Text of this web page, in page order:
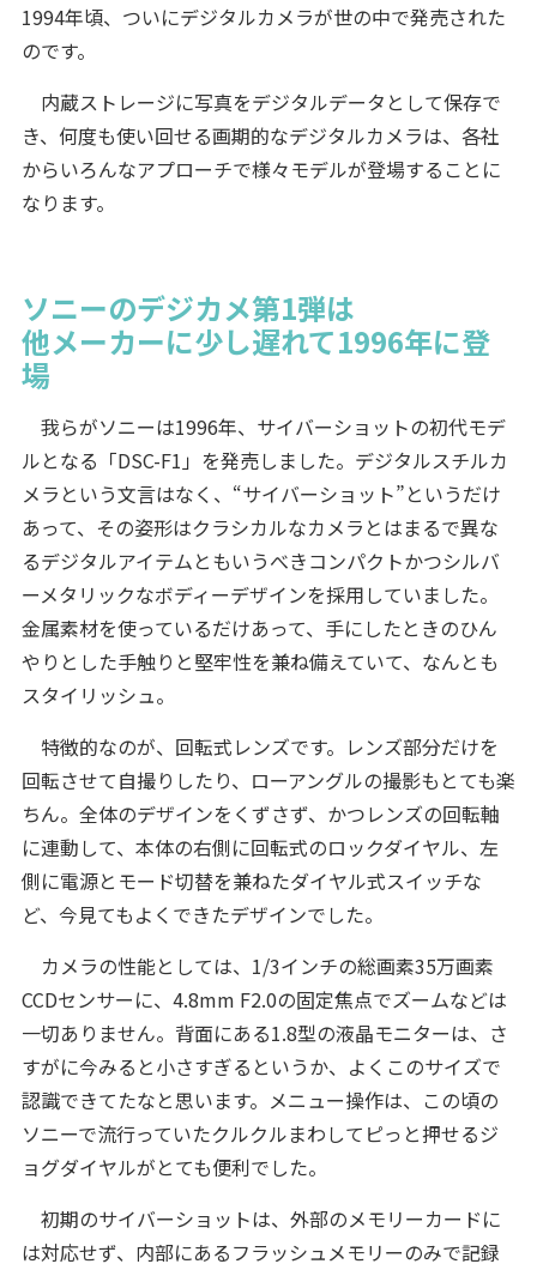
1994年頃、ついにデジタルカメラが世の中で発売された
のです。
内蔵ストレージに写真をデジタルデータとして保存で
き、何度も使い回せる画期的なデジタルカメラは、各社
からいろんなアプローチで様々モデルが登場することに
なります。
ソニーのデジカメ第1弾は
他メーカーに少し遅れて1996年に登
場
我らがソニーは1996年、サイバーショットの初代モデ
ルとなる「DSC-F1」を発売しました。デジタルスチルカ
メラという文言はなく、“サイバーショット”というだけ
あって、その姿形はクラシカルなカメラとはまるで異な
るデジタルアイテムともいうべきコンパクトかつシルバ
ーメタリックなボディーデザインを採用していました。
金属素材を使っているだけあって、手にしたときのひん
やりとした手触りと堅牢性を兼ね備えていて、なんとも
スタイリッシュ。
特徴的なのが、回転式レンズです。レンズ部分だけを
回転させて自撮りしたり、ローアングルの撮影もとても楽
ちん。全体のデザインをくずさず、かつレンズの回転軸
に連動して、本体の右側に回転式のロックダイヤル、左
側に電源とモード切替を兼ねたダイヤル式スイッチな
ど、今見てもよくできたデザインでした。
カメラの性能としては、1/3インチの総画素35万画素
CCDセンサーに、4.8mm F2.0の固定焦点でズームなどは
一切ありません。背面にある1.8型の液晶モニターは、さ
すがに今みると小さすぎるというか、よくこのサイズで
認識できてたなと思います。メニュー操作は、この頃の
ソニーで流行っていたクルクルまわしてピっと押せるジ
ョグダイヤルがとても便利でした。
初期のサイバーショットは、外部のメモリーカードに
は対応せず、内部にあるフラッシュメモリーのみで記録